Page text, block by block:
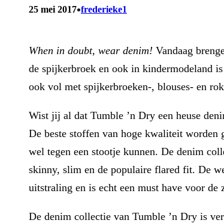
25 mei 2017•frederieke1
When in doubt, wear denim! Vandaag
de spijkerbroek en ook in kindermodeland
ook vol met spijkerbroeken-, blouses- en
Wist jij al dat Tumble ’n Dry een heuse
De beste stoffen van hoge kwaliteit worden
wel tegen een stootje kunnen. De denim
skinny, slim en de populaire flared fit. De
uitstraling en is echt een must have voor de
De denim collectie van Tumble ’n Dry is